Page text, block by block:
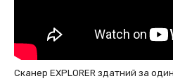
Сканер EXPLORER здатний за